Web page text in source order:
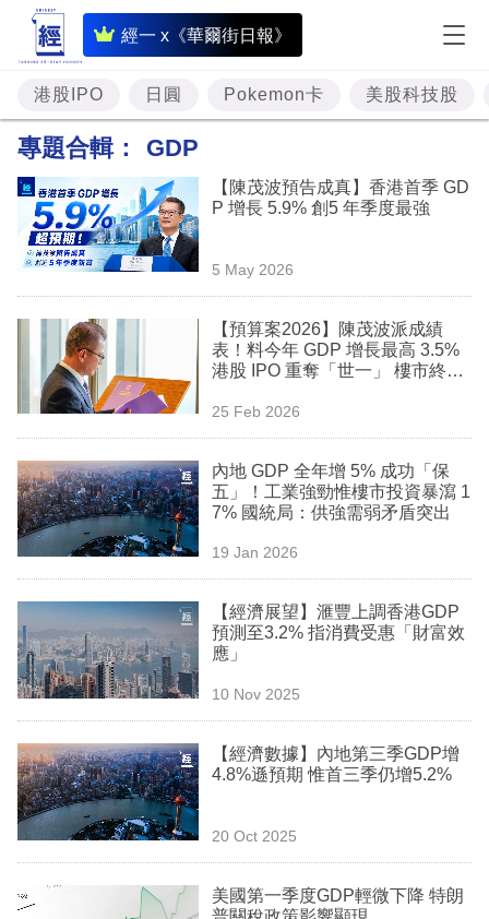
經一 x《華爾街日報》
即
時
財
經
題
投
資
樓
理
商
業
科
技
職
場
生
時
事
欄
港股IPO 日圓 Pokemon卡 美股科技股
專題合輯： GDP
【陳茂波預告成真】香港首季 GD
P 增長 5.9% 創5 年季度最強
5 May 2026
【預算案2026】陳茂波派成績
表！料今年 GDP 增長最高 3.5%
港股 IPO 重奪「世一」 樓市終結
25 Feb 2026
內地 GDP 全年增 5% 成功「保
五」！工業強勁惟樓市投資暴瀉 1
7% 國統局：供強需弱矛盾突出
19 Jan 2026
【經濟展望】滙豐上調香港GDP
預測至3.2% 指消費受惠「財富效
應」
10 Nov 2025
【經濟數據】內地第三季GDP增
4.8%遜預期 惟首三季仍增5.2%
20 Oct 2025
美國第一季度GDP輕微下降 特朗